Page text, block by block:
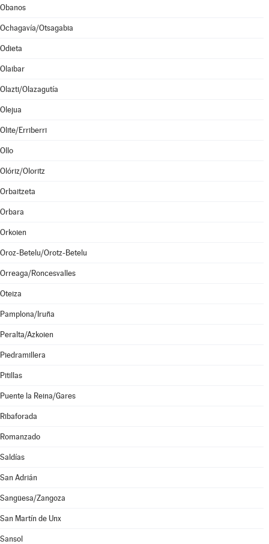
Obanos
Ochagavía/Otsagabia
Odieta
Olaibar
Olazti/Olazagutía
Olejua
Olite/Erriberri
Ollo
Olóriz/Oloritz
Orbaitzeta
Orbara
Orkoien
Oroz-Betelu/Orotz-Betelu
Orreaga/Roncesvalles
Oteiza
Pamplona/Iruña
Peralta/Azkoien
Piedramillera
Pitillas
Puente la Reina/Gares
Ribaforada
Romanzado
Saldías
San Adrián
Sangüesa/Zangoza
San Martín de Unx
Sansol